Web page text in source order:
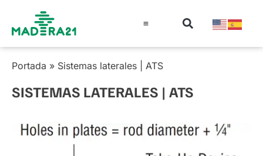
Portada » Sistemas laterales | ATS
SISTEMAS LATERALES | ATS